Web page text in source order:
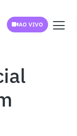
AO VIVO